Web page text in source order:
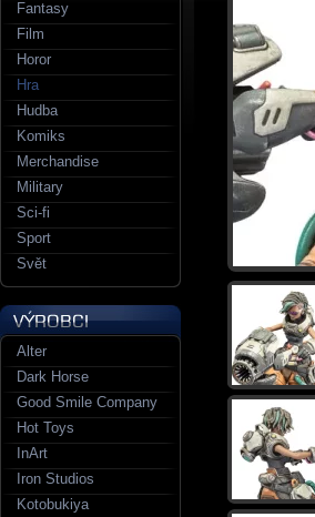
Fantasy
Film
Horor
Hra
Hudba
Komiks
Merchandise
Military
Sci-fi
Sport
Svět
Alter
Dark Horse
Good Smile Company
Hot Toys
InArt
Iron Studios
Kotobukiya